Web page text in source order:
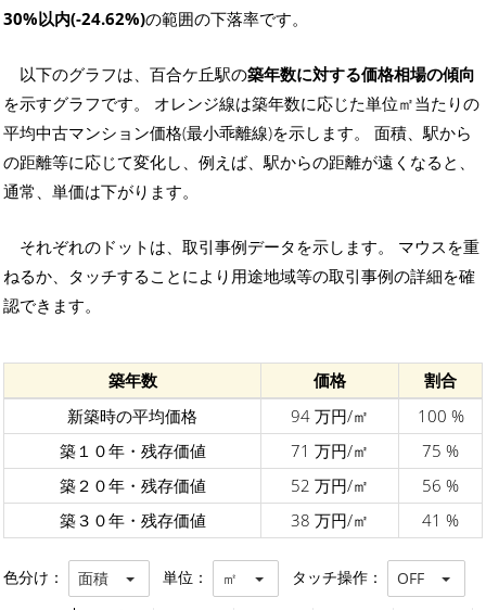
30%以内(-24.62%)の範囲の下落率です。
以下のグラフは、百合ケ丘駅の築年数に対する価格相場の傾向
を示すグラフです。 オレンジ線は築年数に応じた単位㎡当たりの
平均中古マンション価格(最小乖離線)を示します。 面積、駅から
の距離等に応じて変化し、例えば、駅からの距離が遠くなると、
通常、単価は下がります。
それぞれのドットは、取引事例データを示します。 マウスを重
ねるか、タッチすることにより用途地域等の取引事例の詳細を確
認できます。
築年数 価格
割合
新築時の平均価格
94 万円/㎡
100 %
築１０年・残存価値
71 万円/㎡
75 %
築２０年・残存価値
52 万円/㎡
56 %
築３０年・残存価値
38 万円/㎡ 41 %
色分け： 面積 単位： ㎡ タッチ操作： OFF